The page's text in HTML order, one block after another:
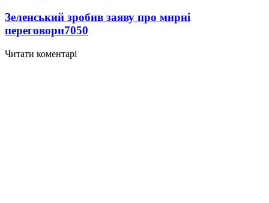
Зеленський зробив заяву про мирні
переговори7050
Читати коментарі